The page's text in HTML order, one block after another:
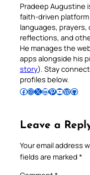
Pradeep Augustine
faith-driven platform
languages, prayers,
reflections, and
He manages the
apps alongside his
story). Stay
profiles below.
Follow Pradeep on Facebook Follow Pradeep on InstagramFollow Pradeep on X Follow Pradeep on LinkedIn Follow Pradeep on Pinterest Subscribe to Pradeep’s Youtube Channel Follow Pradeep on WordPress Follow Pradeep on GitHub
Leave a
Your email address
fields are marked *